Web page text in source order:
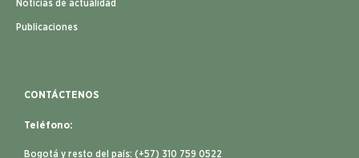
Noticias de actualidad
Publicaciones
CONTÁCTENOS
Teléfono:
Bogotá y resto del país: (+57) 310 759 0522